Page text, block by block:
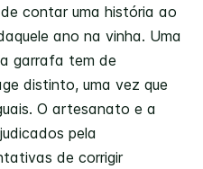
contar uma história ao
ano na vinha. Uma
garrafa tem de
distinto, uma vez que
O artesanato e a
pela
de corrigir